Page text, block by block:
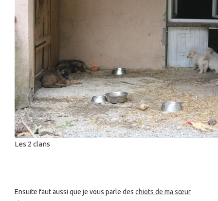
Les 2 clans
Ensuite faut aussi que je vous parle des chiots de ma sœur